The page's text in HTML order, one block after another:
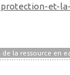
et-
de la ressource en